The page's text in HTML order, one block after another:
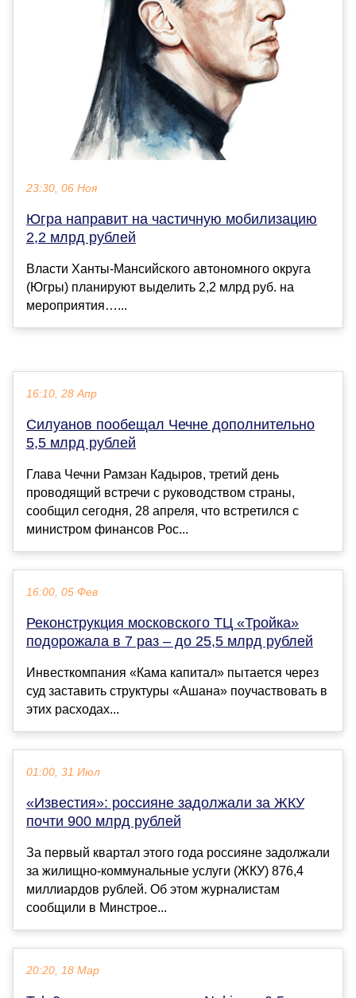
23:30, 06 Ноя
Югра направит на частичную мобилизацию
2,2 млрд рублей
Власти Ханты-Мансийского автономного округа
(Югры) планируют выделить 2,2 млрд руб. на
мероприятия…...
16:10, 28 Апр
Силуанов пообещал Чечне дополнительно
5,5 млрд рублей
Глава Чечни Рамзан Кадыров, третий день
проводящий встречи с руководством страны,
сообщил сегодня, 28 апреля, что встретился с
министром финансов Рос...
16:00, 05 Фев
Реконструкция московского ТЦ «Тройка»
подорожала в 7 раз – до 25,5 млрд рублей
Инвесткомпания «Кама капитал» пытается через
суд заставить структуры «Ашана» поучаствовать в
этих расходах...
01:00, 31 Июл
«Известия»: россияне задолжали за ЖКУ
почти 900 млрд рублей
За первый квартал этого года россияне задолжали
за жилищно-коммунальные услуги (ЖКУ) 876,4
миллиардов рублей. Об этом журналистам
сообщили в Минстрое...
20:20, 18 Мар